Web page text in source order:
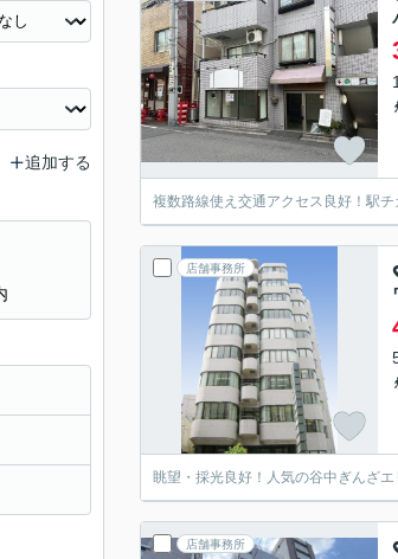
複数路線使え交通アクセス良好！駅
店舗事務所
眺望・採光良好！人気の谷中ぎんざ
店舗事務所
追加する